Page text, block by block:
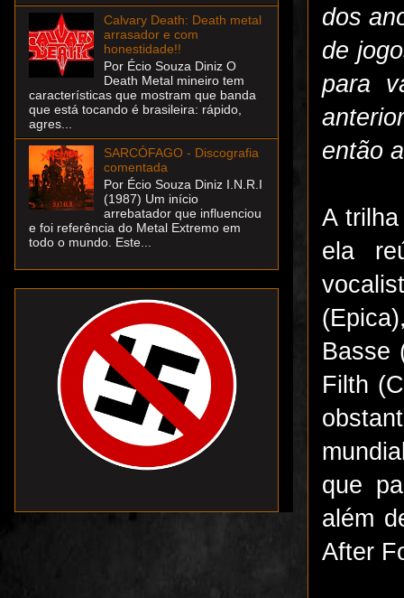
dos
de
para
então
A
ela
Basse
Filth
que
além
After
Calvary Death: Death metal
arrasador e com
honestidade!!
Por Écio Souza Diniz O
Death Metal mineiro tem
características que mostram que banda
que está tocando é brasileira: rápido,
agres...
SARCÓFAGO - Discografia
comentada
Por Écio Souza Diniz I.N.R.I
(1987) Um início
arrebatador que influenciou
e foi referência do Metal Extremo em
todo o mundo. Este...